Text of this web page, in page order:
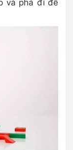
và phá đi để